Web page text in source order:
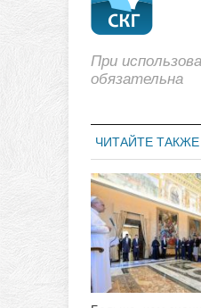
При
обязательна
ЧИТАЙТЕ ТАКЖЕ